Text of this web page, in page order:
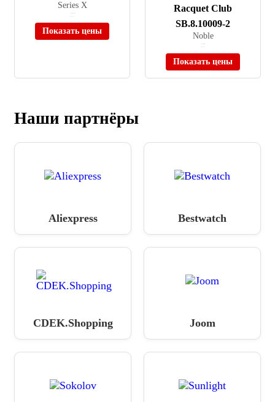
Series X
Показать цены
Racquet Club
SB.8.10009-2
Noble
Показать цены
Наши партнёры
Aliexpress Bestwatch
CDEK.Shopping Joom